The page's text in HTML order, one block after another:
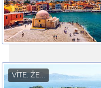
VÍTE, ŽE...